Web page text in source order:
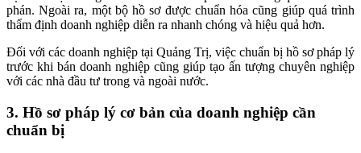
phán. Ngoài ra, một bộ hồ sơ được chuẩn hóa cũng giúp quá trình
thẩm định doanh nghiệp diễn ra nhanh chóng và hiệu quả hơn.
Đối với các doanh nghiệp tại Quảng Trị, việc chuẩn bị hồ sơ pháp lý
trước khi bán doanh nghiệp cũng giúp tạo ấn tượng chuyên nghiệp
với các nhà đầu tư trong và ngoài nước.
3. Hồ sơ pháp lý cơ bản của doanh nghiệp cần
chuẩn bị